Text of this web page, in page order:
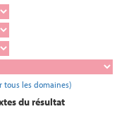
tous les domaines)
du résultat